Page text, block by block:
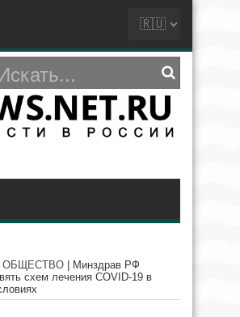
ОБЩЕСТВО
Минздрав РФ
схем лечения COVID-19 в